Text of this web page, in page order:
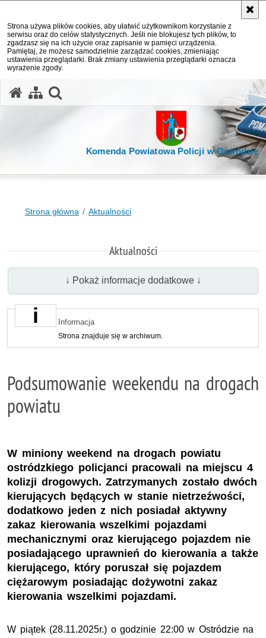
Strona używa plików cookies, aby ułatwić użytkownikom korzystanie z
serwisu oraz do celów statystycznych. Jeśli nie blokujesz tych plików, to
zgadzasz się na ich użycie oraz zapisanie w pamięci urządzenia.
Pamiętaj, że możesz samodzielnie zarządzać cookies, zmieniając
ustawienia przeglądarki. Brak zmiany ustawienia przeglądarki oznacza
wyrażenie zgody.
Komenda Powiatowa Policji w Ostródzie
Strona główna Aktualności
Aktualności
↓ Pokaż informacje dodatkowe ↓
Informacja
Strona znajduje się w archiwum.
Podsumowanie weekendu na drogach
powiatu
W miniony weekend na drogach powiatu
ostródzkiego policjanci pracowali na miejscu 4
kolizji drogowych. Zatrzymanych zostało dwóch
kierujących będących w stanie nietrzeźwości,
dodatkowo jeden z nich posiadał aktywny
zakaz kierowania wszelkimi pojazdami
mechanicznymi oraz kierującego pojazdem nie
posiadającego uprawnień do kierowania a także
kierującego, który poruszał się pojazdem
ciężarowym posiadając dożywotni zakaz
kierowania wszelkimi pojazdami.
W piątek (28.11.2025r.) o godzinie 22:00 w Ostródzie na